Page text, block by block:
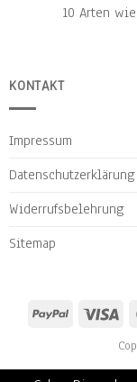
10 Arten
KONTAKT
Impressum
Datenschutzerklärung
Widerrufsbelehrung
Sitemap